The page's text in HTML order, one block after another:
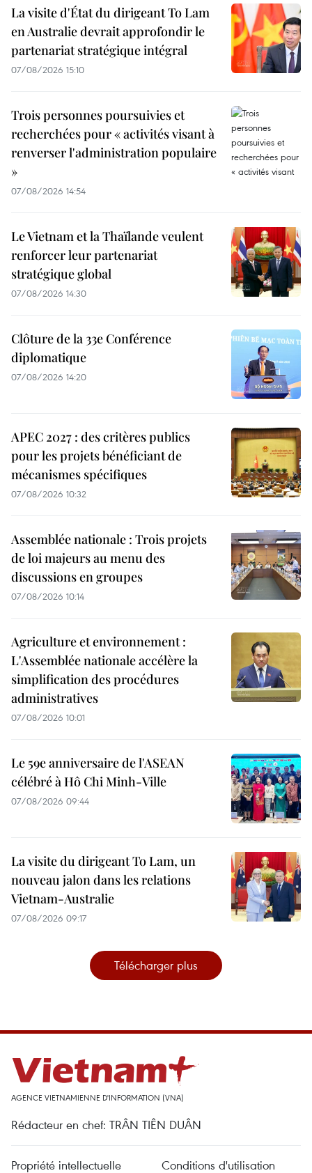
La visite d'État du dirigeant To Lam
en Australie devrait approfondir le
partenariat stratégique intégral
07/08/2026 15:10
Trois personnes poursuivies et
recherchées pour « activités visant à
renverser l'administration populaire
»
07/08/2026 14:54
Le Vietnam et la Thaïlande veulent
renforcer leur partenariat
stratégique global
07/08/2026 14:30
Clôture de la 33e Conférence
diplomatique
07/08/2026 14:20
APEC 2027 : des critères publics
pour les projets bénéficiant de
mécanismes spécifiques
07/08/2026 10:32
Assemblée nationale : Trois projets
de loi majeurs au menu des
discussions en groupes
07/08/2026 10:14
Agriculture et environnement :
L'Assemblée nationale accélère la
simplification des procédures
administratives
07/08/2026 10:01
Le 59e anniversaire de l'ASEAN
célébré à Hô Chi Minh-Ville
07/08/2026 09:44
La visite du dirigeant To Lam, un
nouveau jalon dans les relations
Vietnam-Australie
07/08/2026 09:17
Télécharger plus
AGENCE VIETNAMIENNE D'INFORMATION (VNA)
Rédacteur en chef: TRÂN TIÊN DUÂN
Propriété intellectuelle Conditions d'utilisation